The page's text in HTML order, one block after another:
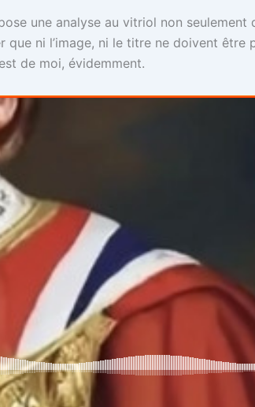
une analyse au vitriol non seulement
ni l’image, ni le titre ne doivent être
de moi, évidemment.